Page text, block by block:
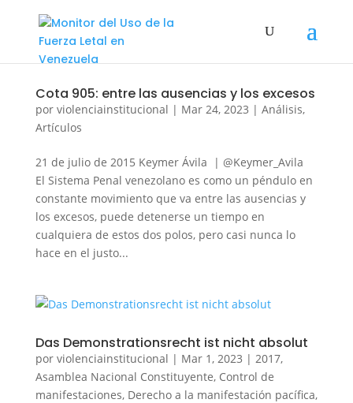
Cota 905: entre las ausencias y los excesos
por violenciainstitucional | Mar 24, 2023 | Análisis,
Artículos
21 de julio de 2015 Keymer Ávila | @Keymer_Avila
El Sistema Penal venezolano es como un péndulo en
constante movimiento que va entre las ausencias y
los excesos, puede detenerse un tiempo en
cualquiera de estos dos polos, pero casi nunca lo
hace en el justo...
Das Demonstrationsrecht ist nicht absolut
por violenciainstitucional | Mar 1, 2023 | 2017,
Asamblea Nacional Constituyente, Control de
manifestaciones, Derecho a la manifestación pacífica,